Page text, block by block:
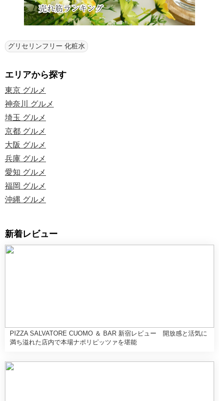
グリセリンフリー 化粧水
エリアから探す
東京 グルメ
神奈川 グルメ
埼玉 グルメ
京都 グルメ
大阪 グルメ
兵庫 グルメ
愛知 グルメ
福岡 グルメ
沖縄 グルメ
新着レビュー
PIZZA SALVATORE CUOMO ＆ BAR 新宿レビュー 開放感と活気に
満ち溢れた店内で本場ナポリピッツァを堪能